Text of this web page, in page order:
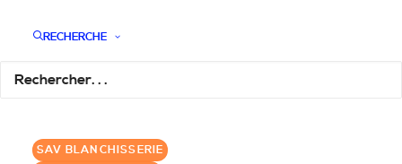
RECHERCHE
SAV BLANCHISSERIE
✆ 09 78 083 083